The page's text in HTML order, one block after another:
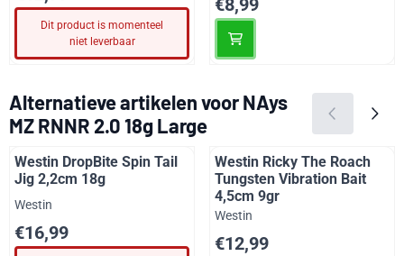
Dit product is momenteel
niet leverbaar
Alternatieve artikelen voorNAys
MZ RNNR 2.0 18g Large
Westin DropBite Spin Tail
Jig 2,2cm 18g
Merk:
Westin
Prijs: 16,99
€16,99
Westin Ricky The Roach
Tungsten Vibration Bait
4,5cm 9gr
Merk:
Westin
Prijs: 12,99
€12,99